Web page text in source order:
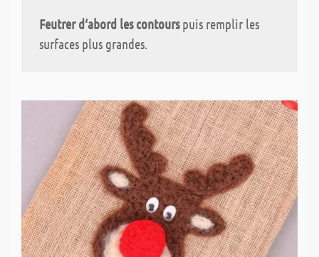
Feutrer d‘abord les contourspuis remplir les
surfaces plus grandes.